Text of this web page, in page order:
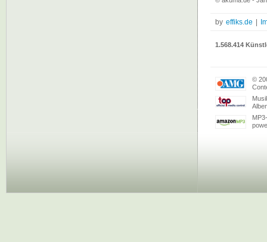
by effiks.de
1.568.414
©